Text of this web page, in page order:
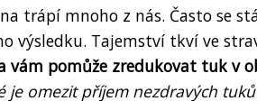
trápí mnoho z nás. Často se
výsledku. Tajemství tkví ve
vám pomůže zredukovat tuk v
je omezit příjem nezdravých